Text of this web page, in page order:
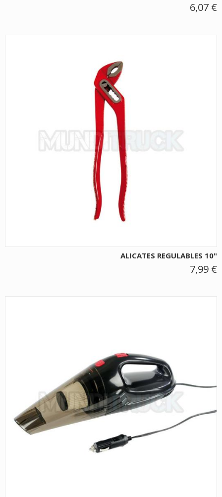
6,07 €
ALICATES REGULABLES 10"
7,99 €